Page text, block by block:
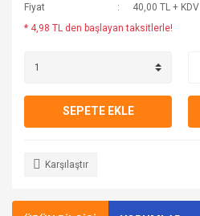
Fiyat
40,00 TL + KDV
* 4,98 TL den başlayan taksitlerle!
SEPETE EKLE
Karşılaştır